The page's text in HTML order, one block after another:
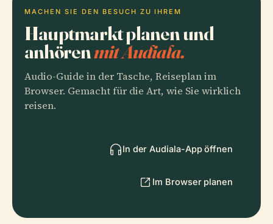
MACHEN SIE DEN BESUCH ZU IHREM
Hauptmarkt planen und
anhörenmit Audiala.
Audio-Guide in der Tasche, Reiseplan im
Browser. Gemacht für die Art, wie Sie wirklich
reisen.
In der Audiala-App öffnen
Im Browser planen